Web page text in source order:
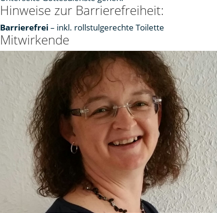
Hinweise zur Barrierefreiheit:
Barrierefrei – inkl. rollstulgerechte Toilette
Mitwirkende